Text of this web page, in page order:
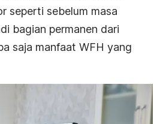
seperti sebelum masa
bagian permanen dari
saja manfaat WFH yang